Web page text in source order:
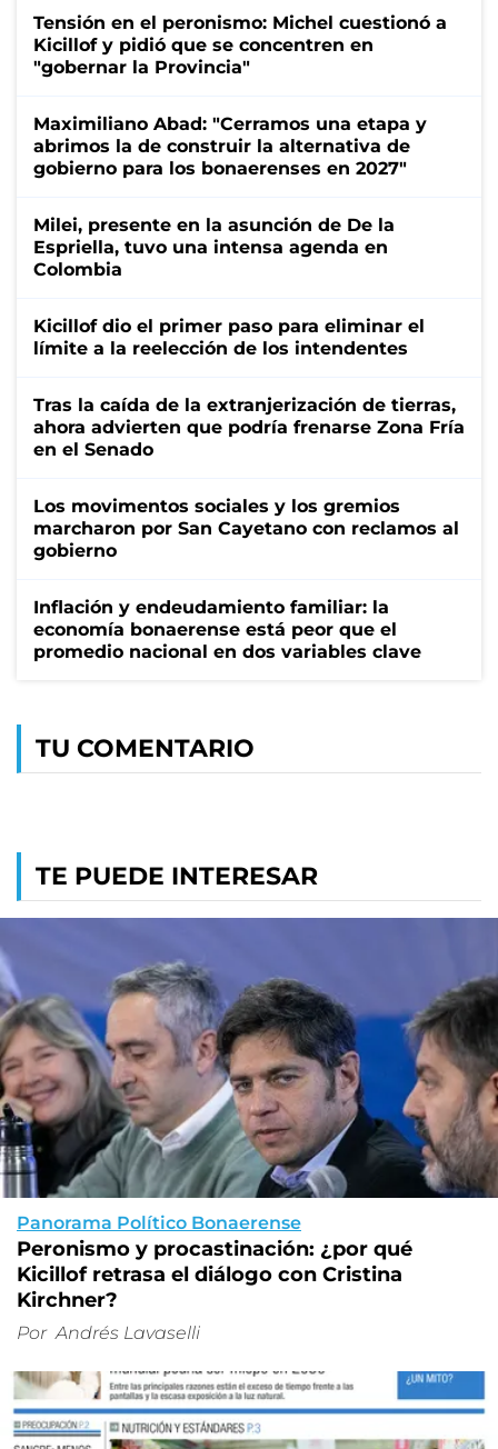
Tensión en el peronismo: Michel cuestionó a
Kicillof y pidió que se concentren en
"gobernar la Provincia"
Maximiliano Abad: "Cerramos una etapa y
abrimos la de construir la alternativa de
gobierno para los bonaerenses en 2027"
Milei, presente en la asunción de De la
Espriella, tuvo una intensa agenda en
Colombia
Kicillof dio el primer paso para eliminar el
límite a la reelección de los intendentes
Tras la caída de la extranjerización de tierras,
ahora advierten que podría frenarse Zona Fría
en el Senado
Los movimentos sociales y los gremios
marcharon por San Cayetano con reclamos al
gobierno
Inflación y endeudamiento familiar: la
economía bonaerense está peor que el
promedio nacional en dos variables clave
TU COMENTARIO
TE PUEDE INTERESAR
Panorama Político Bonaerense
Peronismo y procastinación: ¿por qué
Kicillof retrasa el diálogo con Cristina
Kirchner?
Por Andrés Lavaselli